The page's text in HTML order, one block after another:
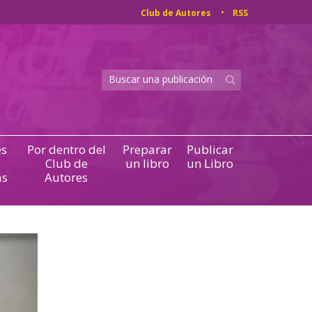
Club de Autores RSS
Por dentro del
Club de
Autores
Preparar
un libro
Publicar
un Libro